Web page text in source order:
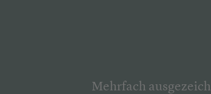
Mehrfach